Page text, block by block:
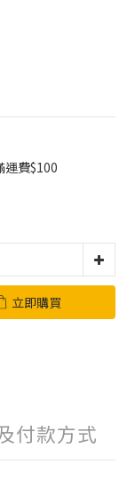
運費$100
立即購買
付款方式